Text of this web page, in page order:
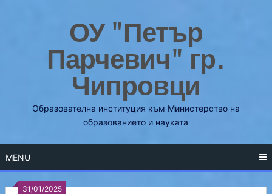
ОУ "Петър
Парчевич" гр.
Чипровци
Образователна институция към Министерство на
образованието и науката
MENU
31/01/2025